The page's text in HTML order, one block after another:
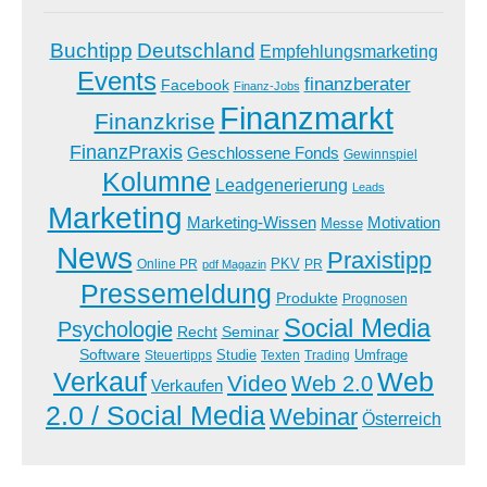
Buchtipp Deutschland Empfehlungsmarketing
Events Facebook Finanz-Jobs finanzberater
Finanzkrise Finanzmarkt
FinanzPraxis Geschlossene Fonds Gewinnspiel
Kolumne Leadgenerierung Leads
Marketing Marketing-Wissen Messe Motivation
News Online PR pdf Magazin PKV PR Praxistipp
Pressemeldung Produkte Prognosen
Psychologie Recht Seminar Social Media
Software Steuertipps Studie Texten Trading Umfrage
Verkauf Verkaufen Video Web 2.0Web
2.0 / Social MediaWebinar Österreich